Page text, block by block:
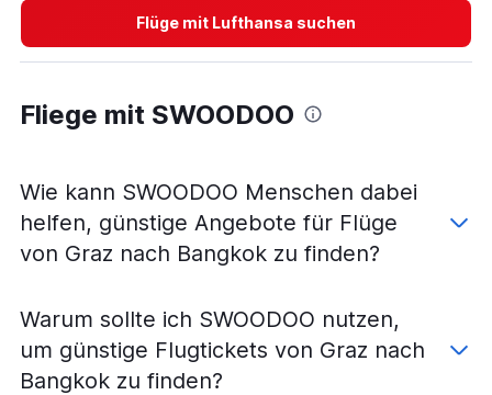
Flüge von Graz nach Krabi
Flüge von Klagenfurt nach Bangkok Dong Muang
Flüge von Innsbruck nach Trat
Flüge von Wien nach Trang
Flüge von Klagenfurt nach Ko Samui
Flüge von Linz nach Phuket
Flüge mit Lufthansa suchen
Fliege mit SWOODOO
Wie kann SWOODOO Menschen dabei
helfen, günstige Angebote für Flüge
von Graz nach Bangkok zu finden?
Warum sollte ich SWOODOO nutzen,
um günstige Flugtickets von Graz nach
Bangkok zu finden?